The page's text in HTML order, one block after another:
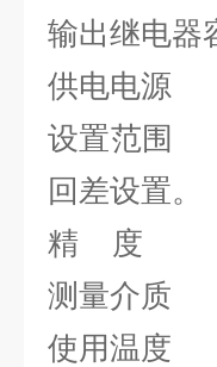
输出继电
供电电
设置范
回差设置。
精
测量介
使用温